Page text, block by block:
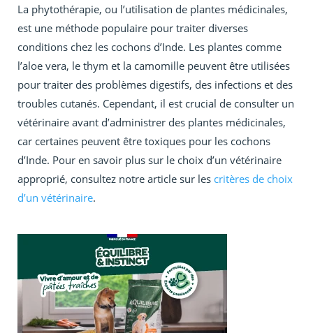
La phytothérapie, ou l’utilisation de plantes médicinales,
est une méthode populaire pour traiter diverses
conditions chez les cochons d’Inde. Les plantes comme
l’aloe vera, le thym et la camomille peuvent être utilisées
pour traiter des problèmes digestifs, des infections et des
troubles cutanés. Cependant, il est crucial de consulter un
vétérinaire avant d’administrer des plantes médicinales,
car certaines peuvent être toxiques pour les cochons
d’Inde. Pour en savoir plus sur le choix d’un vétérinaire
approprié, consultez notre article sur les critères de choix
d’un vétérinaire.